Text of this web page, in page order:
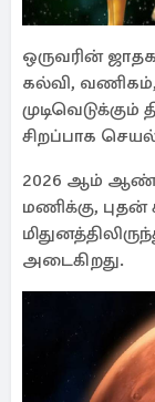
ஒருவரின்
கல்வி,
சிறப்பாக
2026 ஆம்
மணிக்கு,
அடைகிறது.